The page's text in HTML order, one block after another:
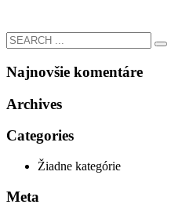
Najnovšie komentáre
Archives
Categories
Žiadne kategórie
Meta